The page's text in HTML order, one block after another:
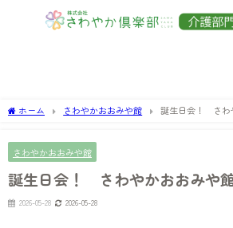
ホーム さわやかおおみや館 誕生日会！ さわ
さわやかおおみや館
誕生日会！ さわやかおおみや
2026-05-28 2026-05-28